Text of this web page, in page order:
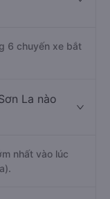
6 chuyến xe bắt
La nào
nhất vào lúc